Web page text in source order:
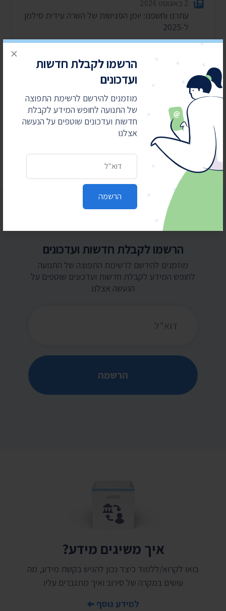
הרשמו לקבלת חדשות
ועדכונים
מוזמנים להירשם לרשימת התפוצה
של התנועה לחופש המידע לקבלת
חדשות ועדכונים שוטפים על הנעשה
אצלנו
הרשמה
×
2 באוגוסט 2026
עתרנו וחשפנו: יומן הפגישות של השרה עידית סילמן
ל-2025
28 ביולי 2026
הוצאות מעונות ראש הממשלה ל-2025-2026
הוועדה לחיוב אישי במשרד הפנים – התכנסה רק
פעמיים בשנה וחצי
24 ביולי 2026
בית המשפט: המשטרה תחשוף סעיפים בנהלי
הפרות סדר וחסימת צירים
הרשמו לקבלת חדשות ועדכונים
מוזמנים להירשם לרשימת התפוצה של התנועה
לחופש המידע לקבלת חדשות ועדכונים שוטפים על
הנעשה אצלנו
הרשמה
איך משיגים מידע?
בואו לקרוא/ללמוד כיצד נכון להגיש בקשת מידע, מה
עושים במקרה של סירוב ואיך מתגברים עליו
למידע נוסף